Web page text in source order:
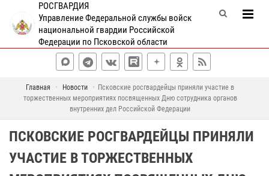
РОСГВАРДИЯ
Управление Федеральной службы войск
национальной гвардии Российской
Федерации по Псковской области
Главная Новости
Псковские росгвардейцы приняли участие в
торжественных мероприятиях посвященных Дню сотрудника органов
внутренних дел Российской Федерации
ПСКОВСКИЕ РОСГВАРДЕЙЦЫ ПРИНЯЛИ
УЧАСТИЕ В ТОРЖЕСТВЕННЫХ